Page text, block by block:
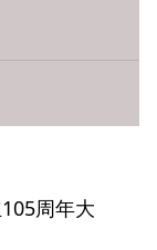
周年大